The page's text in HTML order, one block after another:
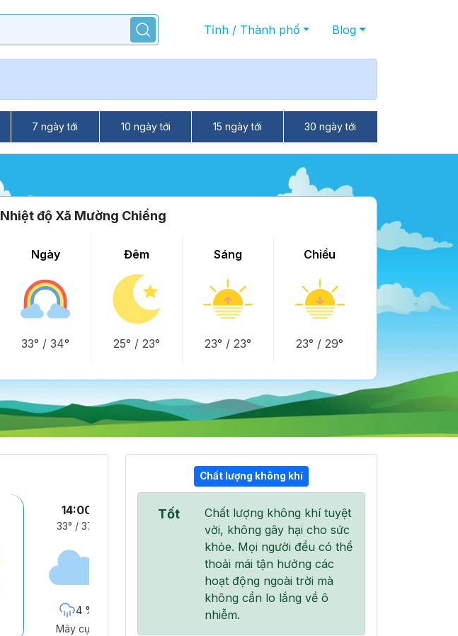
Tỉnh / Thành phố Blog
7 ngày tới 10 ngày tới 15 ngày tới 30 ngày tới
Nhiệt độ Xã Mường Chiềng
Ngày
33° / 34°
Đêm
25° / 23°
Sáng
23° / 23°
Chiều
23° / 29°
14:00
33° / 37°
4 %
Mây cụm
15:00 16:00
33° /37°
Chất lượng không khí
Tốt
Chất lượng không khí tuyệt
vời, không gây hại cho sức
khỏe. Mọi người đều có thể
thoải mái tận hưởng các
hoạt động ngoài trời mà
không cần lo lắng về ô
nhiễm.